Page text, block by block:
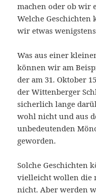
machen oder ob wir
Welche
wir etwas
Was aus einer
können wir am
der am 31. Oktober
der Wittenberger
sicherlich lange
wohl nicht und aus
unbedeutenden
geworden.
Solche Geschichten
vielleicht wollen die
nicht. Aber werden